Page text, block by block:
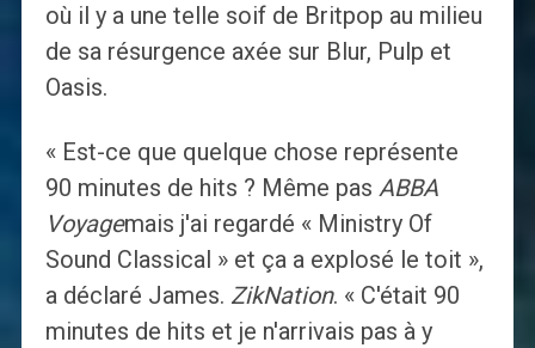
où il y a une telle soif de Britpop au milieu
de sa résurgence axée sur Blur, Pulp et
Oasis.
« Est-ce que quelque chose représente
90 minutes de hits ? Même pas ABBA
Voyagemais j'ai regardé « Ministry Of
Sound Classical » et ça a explosé le toit »,
a déclaré James. ZikNation. « C'était 90
minutes de hits et je n'arrivais pas à y